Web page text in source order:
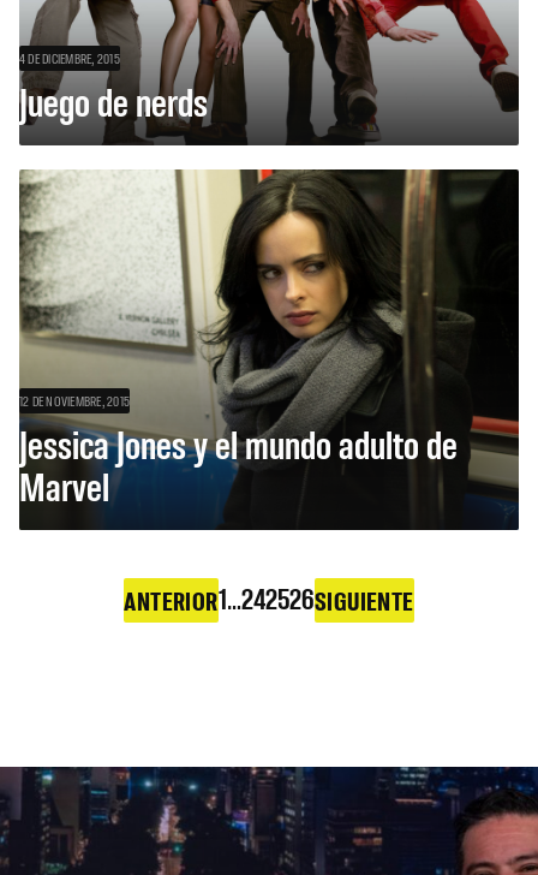
4 DE DICIEMBRE, 2015
Juego de nerds
12 DE NOVIEMBRE, 2015
Jessica Jones y el mundo adulto de
Marvel
ANTERIOR1…242526SIGUIENTE